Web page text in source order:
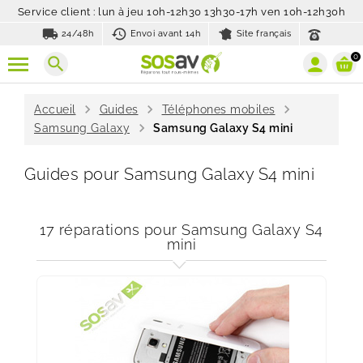
Service client : lun à jeu 10h-12h30 13h30-17h ven 10h-12h30h
local_shipping 24/48h history_toggle_off
Envoi avant 14h Site français
search 0
Accueil chevron_right Guides chevron_right Téléphones mobiles chevron_right
Samsung Galaxy chevron_right Samsung Galaxy S4 mini
Guides pour Samsung Galaxy S4 mini
17 réparations pour Samsung Galaxy S4
mini